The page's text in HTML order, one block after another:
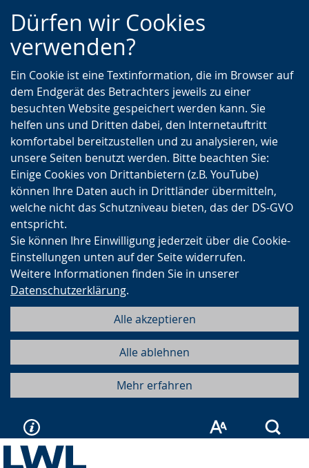
Zur
Hauptnavigation
Zur
Seitennavigation
Zum
Inhalt
Dürfen wir Cookies
verwenden?
Ein Cookie ist eine Textinformation, die im Browser auf
dem Endgerät des Betrachters jeweils zu einer
besuchten Website gespeichert werden kann. Sie
helfen uns und Dritten dabei, den Internetauftritt
komfortabel bereitzustellen und zu analysieren, wie
unsere Seiten benutzt werden. Bitte beachten Sie:
Einige Cookies von Drittanbietern (z.B. YouTube)
können Ihre Daten auch in Drittländer übermitteln,
welche nicht das Schutzniveau bieten, das der DS-GVO
entspricht.
Sie können Ihre Einwilligung jederzeit über die Cookie-
Einstellungen unten auf der Seite widerrufen.
Weitere Informationen finden Sie in unserer
Datenschutzerklärung.
Alle akzeptieren
Alle ablehnen
Mehr erfahren